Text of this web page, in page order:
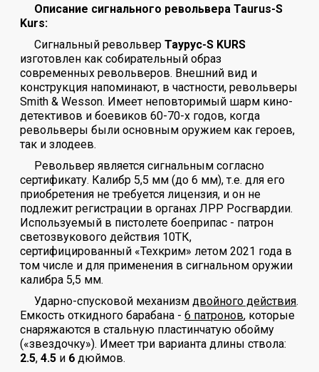
Описание сигнального револьвера Taurus-S
Kurs:
Сигнальный револьверТаурус-S KURS
изготовлен как собирательный образ
современных револьверов. Внешний вид и
конструкция напоминают, в частности, револьверы
Smith & Wesson. Имеет неповторимый шарм кино-
детективов и боевиков 60-70-х годов, когда
револьверы были основным оружием как героев,
так и злодеев.
Револьвер является сигнальным согласно
сертификату. Калибр 5,5 мм (до 6 мм), т.е. для его
приобретения не требуется лицензия, и он не
подлежит регистрации в органах ЛРР Росгвардии.
Используемый в пистолете боеприпас - патрон
светозвукового действия 10ТК,
сертифицированный «Техкрим» летом 2021 года в
том числе и для применения в сигнальном оружии
калибра 5,5 мм.
Ударно-спусковой механизмдвойного действия.
Емкость откидного барабана -6 патронов, которые
снаряжаются в стальную пластинчатую обойму
(«звездочку»). Имеет три варианта длины ствола:
2.5,4.5 и 6 дюймов.